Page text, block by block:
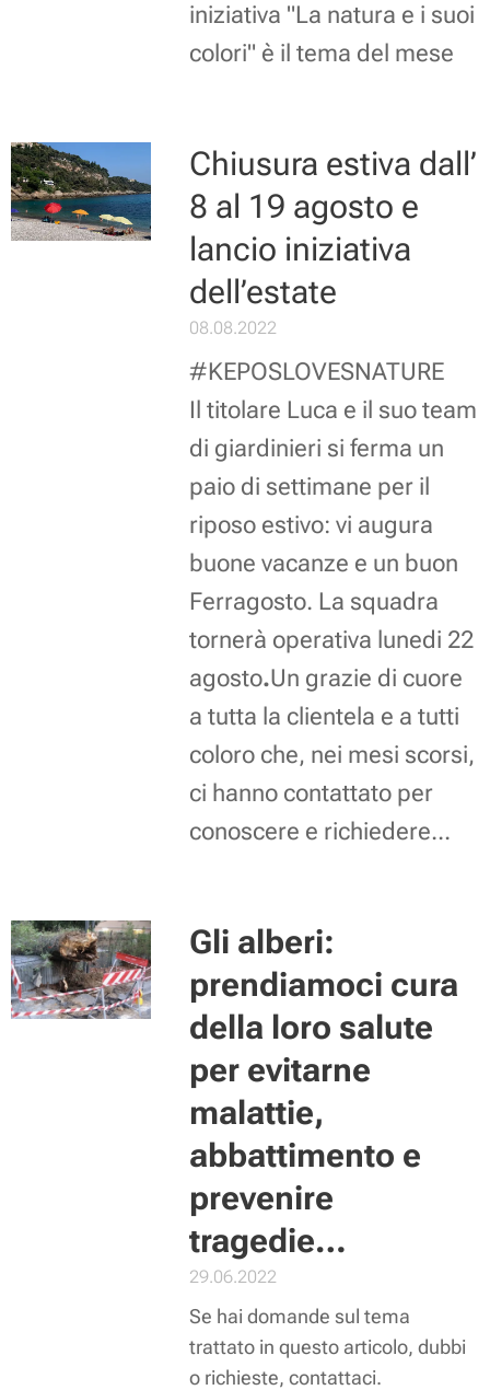
iniziativa "La natura e i suoi
colori" è il tema del mese
Chiusura estiva dall’
8 al 19 agosto e
lancio iniziativa
dell’estate
08.08.2022
#KEPOSLOVESNATURE
Il titolare Luca e il suo team
di giardinieri si ferma un
paio di settimane per il
riposo estivo: vi augura
buone vacanze e un buon
Ferragosto. La squadra
tornerà operativa lunedi 22
agosto.Un grazie di cuore
a tutta la clientela e a tutti
coloro che, nei mesi scorsi,
ci hanno contattato per
conoscere e richiedere...
Gli alberi:
prendiamoci cura
della loro salute
per evitarne
malattie,
abbattimento e
prevenire
tragedie…
29.06.2022
Se hai domande sul tema
trattato in questo articolo, dubbi
o richieste, contattaci.